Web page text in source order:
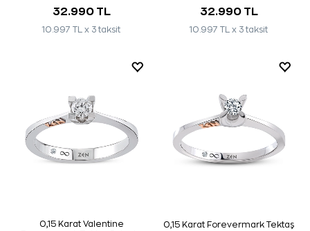
32.990 TL
10.997 TL x 3 taksit
32.990 TL
10.997 TL x 3 taksit
0,15 Karat Valentine
0,15 Karat Forevermark Tektaş